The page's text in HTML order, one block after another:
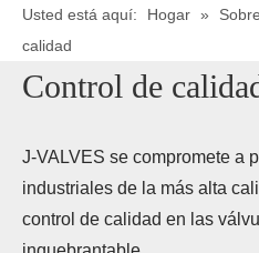
Usted está aquí: Hogar »
calidad
Control de
J-VALVES se compromete a
industriales de la más alta
control de calidad en las